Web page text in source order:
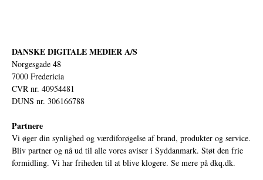
DANSKE DIGITALE MEDIER A/S
Norgesgade 48
7000 Fredericia
CVR nr. 40954481
DUNS nr. 306166788
Partnere
Vi øger din synlighed og værdiforøgelse af brand, produkter og service.
Bliv partner og nå ud til alle vores aviser i Syddanmark. Støt den frie
formidling. Vi har friheden til at blive klogere. Se mere på dkq.dk.